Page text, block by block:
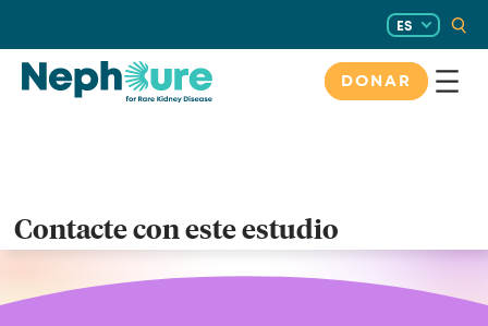
contenido
ES
DONAR
Contacte con este estudio